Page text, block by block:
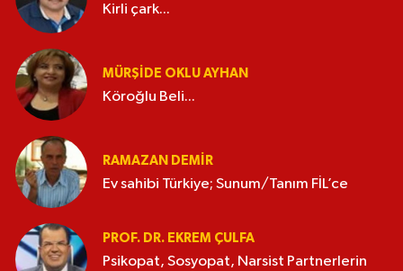
Kirli çark...
MÜRŞIDE OKLU AYHAN
Köroğlu Beli...
RAMAZAN DEMİR
Ev sahibi Türkiye; Sunum/Tanım FİL’ce
PROF. DR. EKREM ÇULFA
Psikopat, Sosyopat, Narsist Partnerlerin